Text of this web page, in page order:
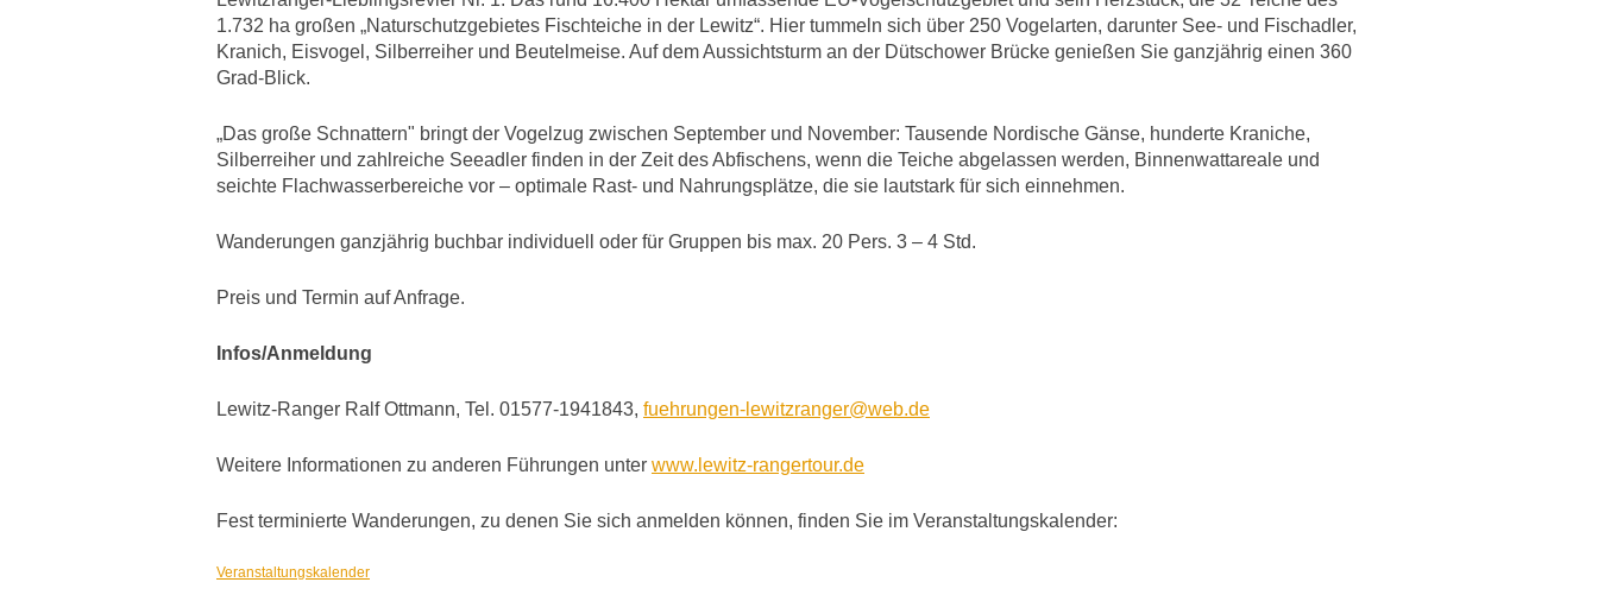
1.732 ha großen „Naturschutzgebietes Fischteiche in der Lewitz“. Hier tummeln sich über 250 Vogelarten, darunter See- und Fischadler,
Kranich, Eisvogel, Silberreiher und Beutelmeise. Auf dem Aussichtsturm an der Dütschower Brücke genießen Sie ganzjährig einen 360
Grad-Blick.
„Das große Schnattern" bringt der Vogelzug zwischen September und November: Tausende Nordische Gänse, hunderte Kraniche,
Silberreiher und zahlreiche Seeadler finden in der Zeit des Abfischens, wenn die Teiche abgelassen werden, Binnenwattareale und
seichte Flachwasserbereiche vor – optimale Rast- und Nahrungsplätze, die sie lautstark für sich einnehmen.
Wanderungen ganzjährig buchbar individuell oder für Gruppen bis max. 20 Pers. 3 – 4 Std.
Preis und Termin auf Anfrage.
Infos/Anmeldung
Lewitz-Ranger Ralf Ottmann, Tel. 01577-1941843, fuehrungen-lewitzranger@web.de
Weitere Informationen zu anderen Führungen unter www.lewitz-rangertour.de
Fest terminierte Wanderungen, zu denen Sie sich anmelden können, finden Sie im Veranstaltungskalender:
Veranstaltungskalender